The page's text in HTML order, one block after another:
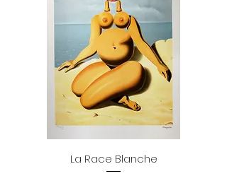
La Race Blanche